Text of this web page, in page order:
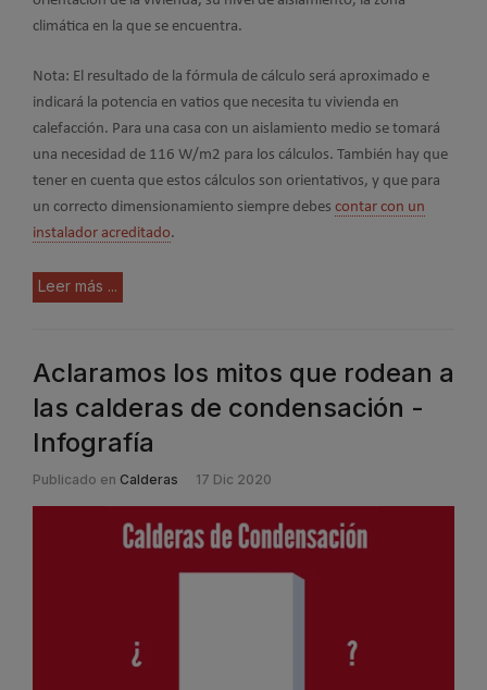
climática en la que se encuentra.
Nota: El resultado de la fórmula de cálculo será aproximado e
indicará la potencia en vatios que necesita tu vivienda en
calefacción. Para una casa con un aislamiento medio se tomará
una necesidad de 116 W/m2 para los cálculos. También hay que
tener en cuenta que estos cálculos son orientativos, y que para
un correcto dimensionamiento siempre debes contar con un
instalador acreditado.
Leer más ...
Aclaramos los mitos que rodean a
las calderas de condensación -
Infografía
Publicado en Calderas 17 Dic 2020